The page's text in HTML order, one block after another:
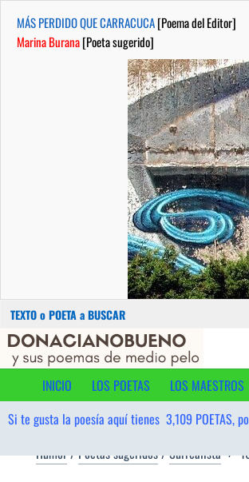
MÁS PERDIDO QUE CARRACUCA[Poema del Editor]
Marina Burana[Poeta sugerido]
Buscar:
Saltar
contenidoINICIO
LOS POETAS LOS MAESTROS
Si te gusta la poesía aquí tienes 3,109 POETAS,
Humor/Poetas sugeridos/Surrealista